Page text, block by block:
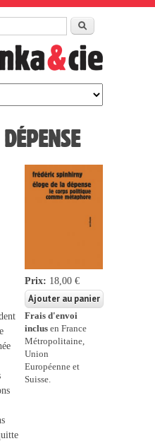
Rechercher
Prix: 18,00 €
Frais d'envoi
inclus en France
Métropolitaine,
Union
Européenne et
Suisse.